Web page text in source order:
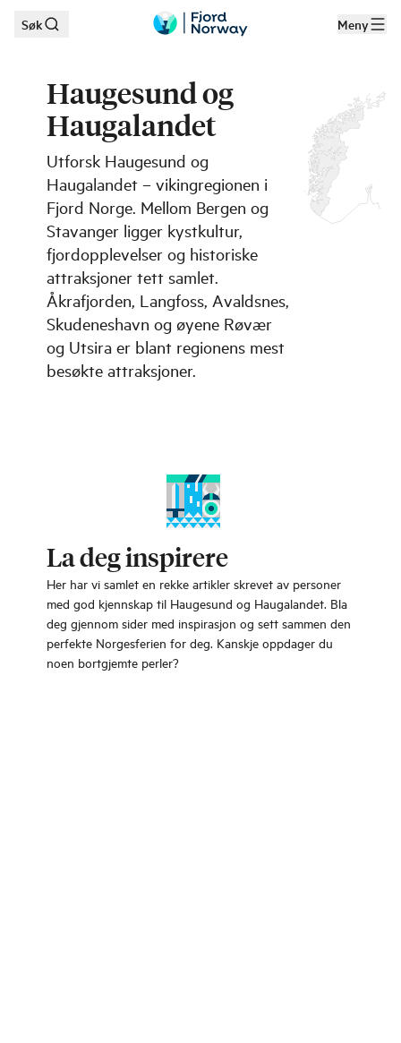
Hopp til hovedinnhold
Søk Meny
Haugesund og
Haugalandet
Utforsk Haugesund og
Haugalandet – vikingregionen i
Fjord Norge. Mellom Bergen og
Stavanger ligger kystkultur,
fjordopplevelser og historiske
attraksjoner tett samlet.
Åkrafjorden, Langfoss, Avaldsnes,
Skudeneshavn og øyene Røvær
og Utsira er blant regionens mest
besøkte attraksjoner.
La deg inspirere
Her har vi samlet en rekke artikler skrevet av personer
med god kjennskap til Haugesund og Haugalandet. Bla
deg gjennom sider med inspirasjon og sett sammen den
perfekte Norgesferien for deg. Kanskje oppdager du
noen bortgjemte perler?